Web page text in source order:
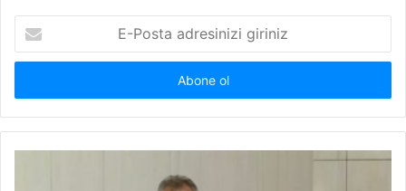
Posta
adresinizi